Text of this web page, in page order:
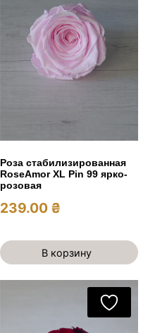
Роза стабилизированная
RoseAmor XL Pin 99 ярко-
розовая
239.00 ₴
В корзину